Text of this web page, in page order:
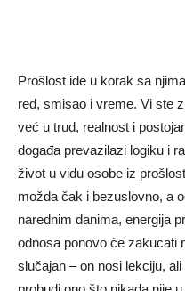
Prošlost ide u korak sa
red, smisao i vreme. Vi ste
već u trud, realnost i
događa prevazilazi logiku i
život u vidu osobe iz
možda čak i bezuslovno, a
narednim danima, energija
odnosa ponovo će zakucati
slučajan – on nosi lekciju,